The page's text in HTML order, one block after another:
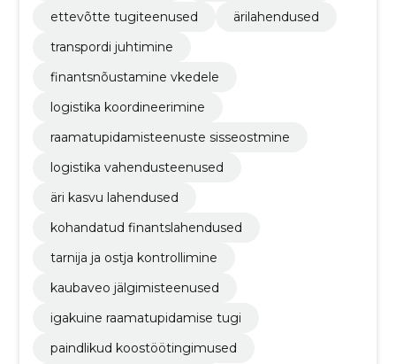
ettevõtte tugiteenused
ärilahendused
transpordi juhtimine
finantsnõustamine vkedele
logistika koordineerimine
raamatupidamisteenuste sisseostmine
logistika vahendusteenused
äri kasvu lahendused
kohandatud finantslahendused
tarnija ja ostja kontrollimine
kaubaveo jälgimisteenused
igakuine raamatupidamise tugi
paindlikud koostöötingimused